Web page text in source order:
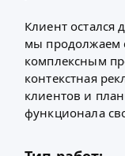
Клиент остался
мы продолжаем
комплексным
контекстная
клиентов и
функционала